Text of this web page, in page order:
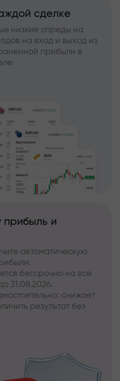
сделке
низкие спреды на
на вход и выход из
прибыли в
и
автоматическую
бессрочно на все
31.08.2026.
снижает
результат без